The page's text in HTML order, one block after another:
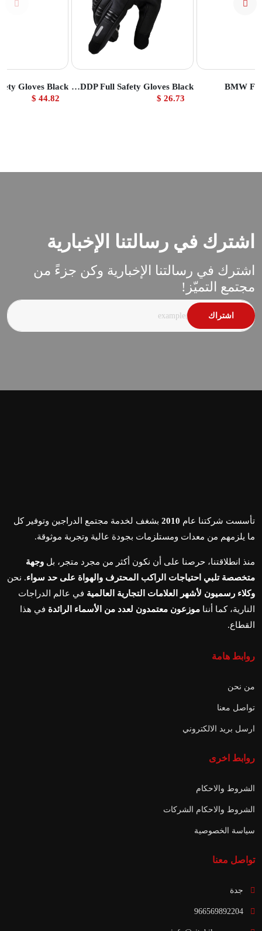
BMW عرض المنتج
BSDDP Full Safety Gloves Black
26.73 $
عرض المنتج
44.82 $
اشترك في رسالتنا الإخبارية
اشترك في رسالتنا الإخبارية وكن جزءً من
مجتمع التميّز!
اشتراك
تأسست شركتنا عام 2010 بشغف لخدمة مجتمع الدراجين وتوفير كل
ما يلزمهم من معدات ومستلزمات بجودة عالية وتجربة موثوقة.
منذ انطلاقتنا، حرصنا على أن نكون أكثر من مجرد متجر، بل وجهة
متخصصة تلبي احتياجات الراكب المحترف والهواة على حد سواء. نحن
وكلاء رسميون لأشهر العلامات التجارية العالمية في عالم الدراجات
النارية، كما أننا موزعون معتمدون لعدد من الأسماء الرائدة في هذا
القطاع.
روابط هامة
من نحن
تواصل معنا
ارسل بريد الالكتروني
روابط اخرى
الشروط والاحكام
الشروط والاحكام الشركات
سياسة الخصوصية
تواصل معنا
جدة